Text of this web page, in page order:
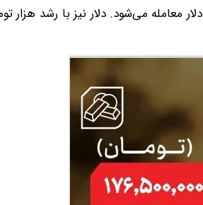
گفتنی‌‌ست، اونس جهانی طلا امروز با نوسانات کاهشی همراه شده و روی رقم ۴۷۰۶ دلار معامله می‌شود.